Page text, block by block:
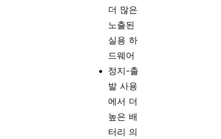
더 많은
노출된
실용 하
드웨어
정지-출
발 사용
에서 더
높은 배
터리 의